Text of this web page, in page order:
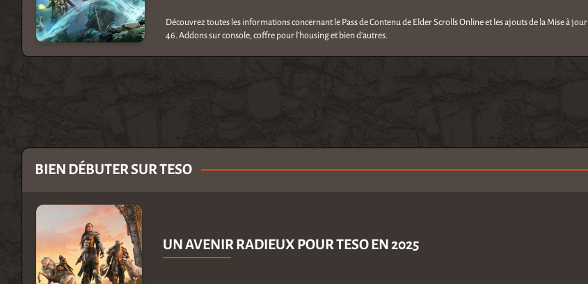
Découvrez toutes les informations concernant le Pass de Contenu de Elder Scrolls Online et les ajouts de la Mise à jour
46. Addons sur console, coffre pour l'housing et bien d'autres.
BIEN DÉBUTER SUR TESO
UN AVENIR RADIEUX POUR TESO EN 2025